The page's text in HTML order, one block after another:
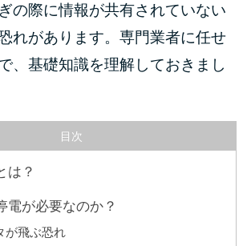
の際に情報が共有されていない
れがあります。専門業者に任せ
、基礎知識を理解しておきまし
目次
は？
電が必要なのか？
が飛ぶ恐れ